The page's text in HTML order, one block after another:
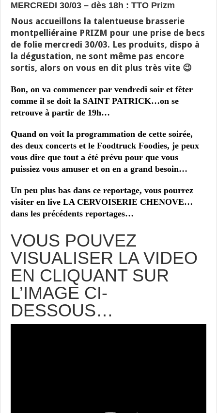
MERCREDI 30/03 – dès 18h : TTO Prizm
Nous accueillons la talentueuse brasserie
montpelliéraine PRIZM pour une prise de becs
de folie mercredi 30/03. Les produits, dispo à
la dégustation, ne sont même pas encore
sortis, alors on vous en dit plus très vite 😉
Bon, on va commencer par vendredi soir et fêter
comme il se doit la SAINT PATRICK…on se
retrouve à partir de 19h…
Quand on voit la programmation de cette soirée,
des deux concerts et le Foodtruck Foodies, je peux
vous dire que tout a été prévu pour que vous
puissiez vous amuser et on en a grand besoin…
Un peu plus bas dans ce reportage, vous pourrez
visiter en live LA CERVOISERIE CHENOVE…
dans les précédents reportages…
VOUS POUVEZ
VISUALISER LA VIDEO
EN CLIQUANT SUR
L’IMAGE CI-
DESSOUS…